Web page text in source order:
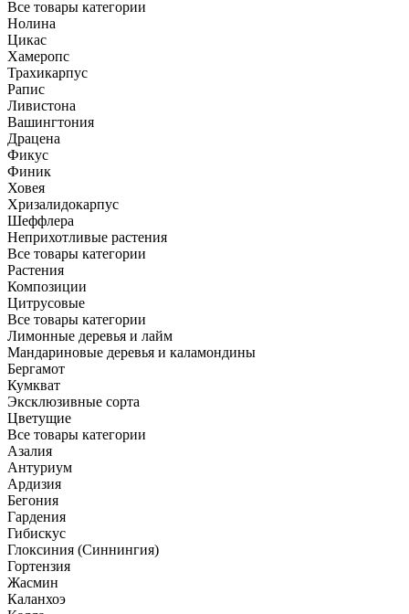
Все товары категории
Нолина
Цикас
Хамеропс
Трахикарпус
Рапис
Ливистона
Вашингтония
Драцена
Фикус
Финик
Ховея
Хризалидокарпус
Шеффлера
Неприхотливые растения
Все товары категории
Растения
Композиции
Цитрусовые
Все товары категории
Лимонные деревья и лайм
Мандариновые деревья и каламондины
Бергамот
Кумкват
Эксклюзивные сорта
Цветущие
Все товары категории
Азалия
Антуриум
Ардизия
Бегония
Гардения
Гибискус
Глоксиния (Синнингия)
Гортензия
Жасмин
Каланхоэ